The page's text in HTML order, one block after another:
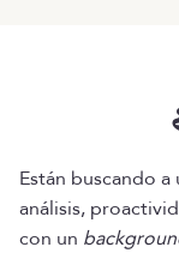
Están buscando
análisis,
con un